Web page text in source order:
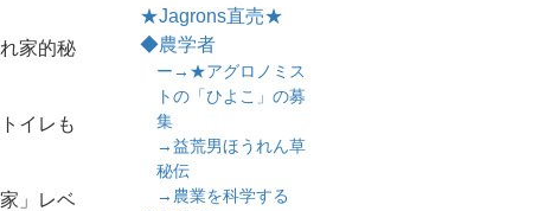
家的秘
イレも
」レベ
★Jagrons直売★
◆農学者
ー→★アグロノミス
トの「ひよこ」の募
集
→益荒男ほうれん草
秘伝
→農業を科学する